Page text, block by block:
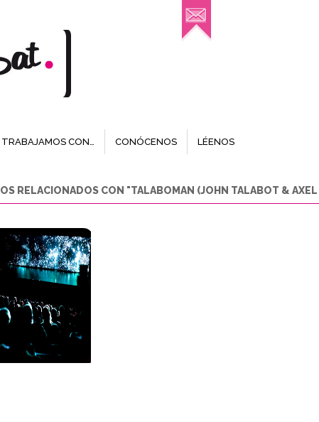
TRABAJAMOS CON… CONÓCENOS LÉENOS
RELACIONADOS CON "TALABOMAN (JOHN TALABOT & AXEL